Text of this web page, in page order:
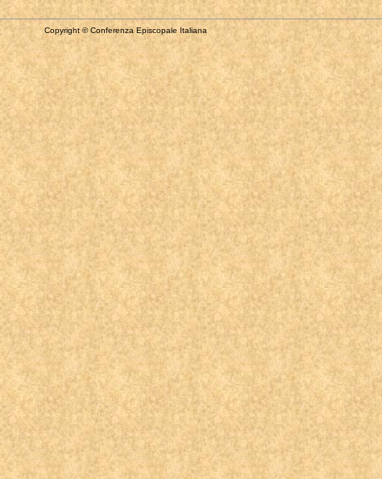
Copyright © Conferenza Episcopale Italiana